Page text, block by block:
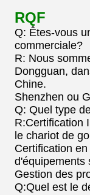
RQF
Q: Êtes-vous
commerciale?
R: Nous
Dongguan,
Chine.
Shenzhen ou
Q: Quel type
R:Certification
le chariot de
Certification
d'équipements
Gestion des
Q:Quel est le